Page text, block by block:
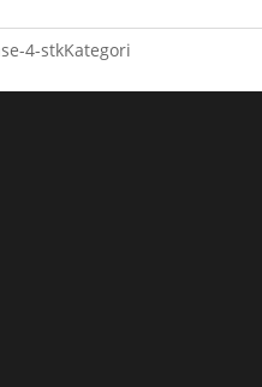
4-stkKategori